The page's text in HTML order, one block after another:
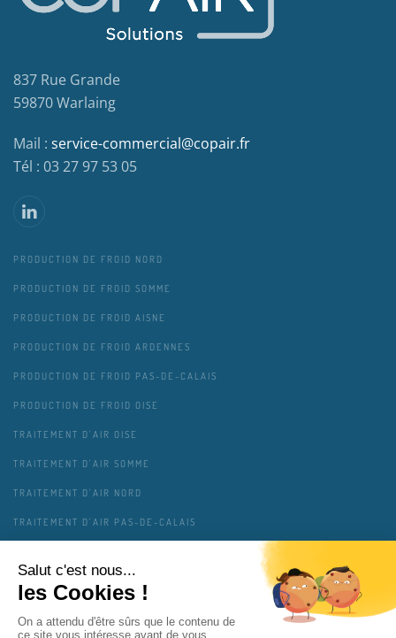
837 Rue Grande
59870 Warlaing
Mail : service-commercial@copair.fr
Tél : 03 27 97 53 05
PRODUCTION DE FROID NORD
PRODUCTION DE FROID SOMME
PRODUCTION DE FROID AISNE
PRODUCTION DE FROID ARDENNES
PRODUCTION DE FROID PAS-DE-CALAIS
PRODUCTION DE FROID OISE
TRAITEMENT D'AIR OISE
TRAITEMENT D'AIR SOMME
TRAITEMENT D'AIR NORD
TRAITEMENT D'AIR PAS-DE-CALAIS